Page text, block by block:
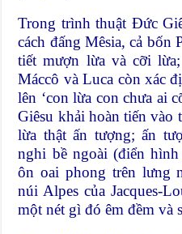
Trong trình thuật Đức
cách đấng Mêsia, cả bốn
tiết mượn lừa và cỡi
Máccô và Luca còn xác
lên ‘con lừa con chưa ai
Giêsu khải hoàn tiến vào
lừa thật ấn tượng; ấn
nghi bề ngoài (điển
ôn oai phong trên lưng
núi Alpes của Jacques-
một nét gì đó êm đềm và